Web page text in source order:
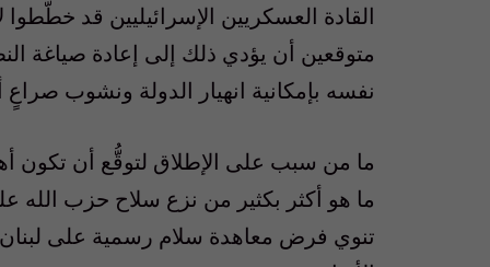
القادة العسكريين الإسرائيليين قد
متوقعين أن يؤدي ذلك إلى إعادة صياغة
نفسه بإمكانية انهيار الدولة ونشوب
ما من سبب على الإطلاق لتوقُّع أن تكون
ما هو أكثر بكثير من نزع سلاح حزب الله
تنوي فرض معاهدة سلام رسمية على